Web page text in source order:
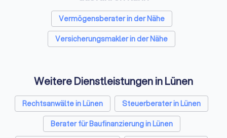
Vermögensberater in der Nähe
Versicherungsmakler in der Nähe
Weitere Dienstleistungen in Lünen
Rechtsanwälte in Lünen
Steuerberater in Lünen
Berater für Baufinanzierung in Lünen